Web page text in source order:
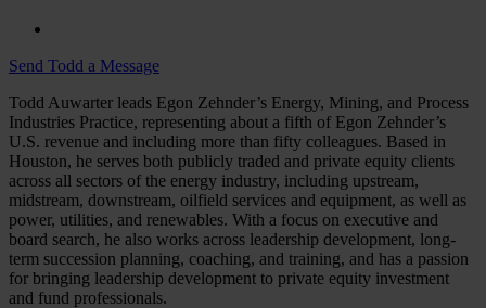
Send Todd a Message
Todd Auwarter leads Egon Zehnder’s Energy, Mining, and Process
Industries Practice, representing about a fifth of Egon Zehnder’s
U.S. revenue and including more than fifty colleagues. Based in
Houston, he serves both publicly traded and private equity clients
across all sectors of the energy industry, including upstream,
midstream, downstream, oilfield services and equipment, as well as
power, utilities, and renewables. With a focus on executive and
board search, he also works across leadership development, long-
term succession planning, coaching, and training, and has a passion
for bringing leadership development to private equity investment
and fund professionals.